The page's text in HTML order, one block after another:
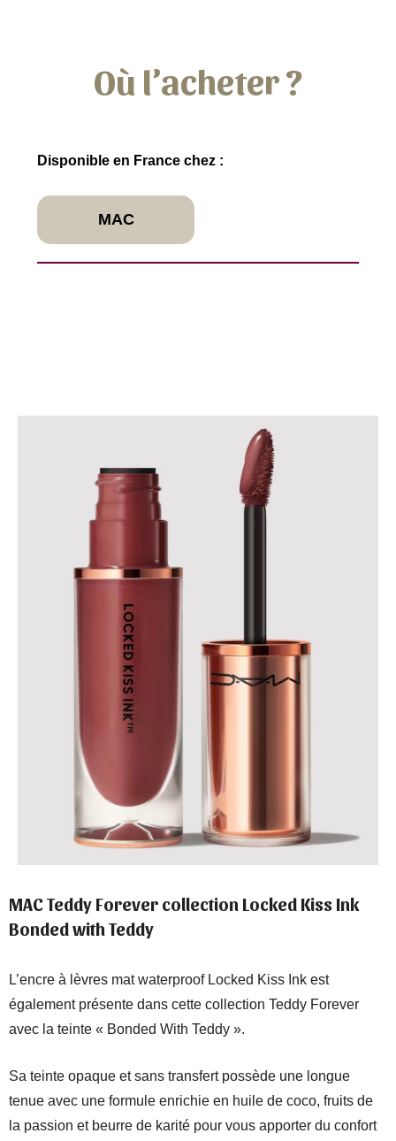
Où l’acheter ?
Disponible en France chez :
MAC
MAC Teddy Forever collection Locked Kiss Ink
Bonded with Teddy
L’encre à lèvres mat waterproof Locked Kiss Ink est
également présente dans cette collection Teddy Forever
avec la teinte « Bonded With Teddy ».
Sa teinte opaque et sans transfert possède une longue
tenue avec une formule enrichie en huile de coco, fruits de
la passion et beurre de karité pour vous apporter du confort